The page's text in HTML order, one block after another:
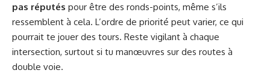
pas réputés pour être des ronds-points, même s’ils
ressemblent à cela. L’ordre de priorité peut varier, ce qui
pourrait te jouer des tours. Reste vigilant à chaque
intersection, surtout si tu manœuvres sur des routes à
double voie.